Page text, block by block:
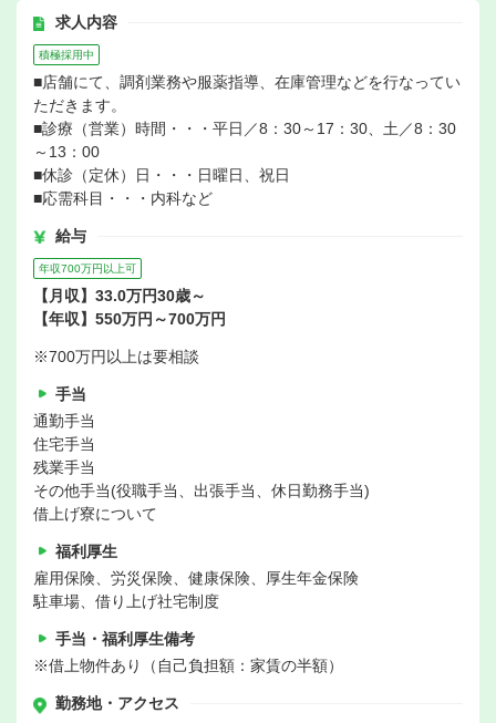
求人内容
積極採用中
■店舗にて、調剤業務や服薬指導、在庫管理などを行なってい
ただきます。
■診療（営業）時間・・・平日／8：30～17：30、土／8：30
～13：00
■休診（定休）日・・・日曜日、祝日
■応需科目・・・内科など
給与
年収700万円以上可
【月収】33.0万円30歳～
【年収】550万円～700万円
※700万円以上は要相談
手当
通勤手当
住宅手当
残業手当
その他手当(役職手当、出張手当、休日勤務手当)
借上げ寮について
福利厚生
雇用保険、労災保険、健康保険、厚生年金保険
駐車場、借り上げ社宅制度
手当・福利厚生備考
※借上物件あり（自己負担額：家賃の半額）
勤務地・アクセス